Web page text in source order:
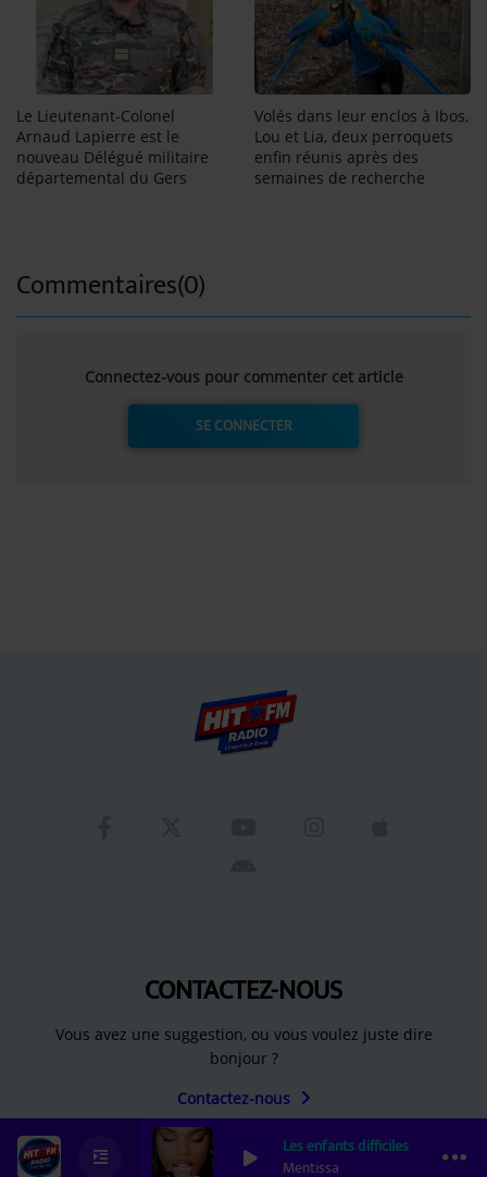
Les enfants difficiles
Mentissa
0
Le Lieutenant-Colonel
Arnaud Lapierre est le
nouveau Délégué militaire
départemental du Gers
Volés dans leur enclos à Ibos,
Lou et Lia, deux perroquets
enfin réunis après des
semaines de recherche
Commentaires(0)
Connectez-vous pour commenter cet article
SE CONNECTER
CONTACTEZ-NOUS
Vous avez une suggestion, ou vous voulez juste dire
bonjour ?
Contactez-nous